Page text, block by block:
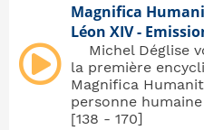
Magnifica
Léon XIV -
Michel Déglise
la première
Magnifica
personne
[138 - 170]